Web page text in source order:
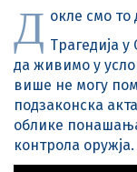
Д окле смо то
Трагедија
да живимо у
више не могу
подзаконска
облике
контрола оружја.